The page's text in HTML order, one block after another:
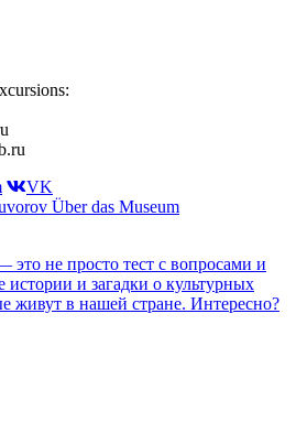
VK
Über das Museum
не просто тест с вопросами и
и загадки о культурных
живут в нашей стране. Интересно?